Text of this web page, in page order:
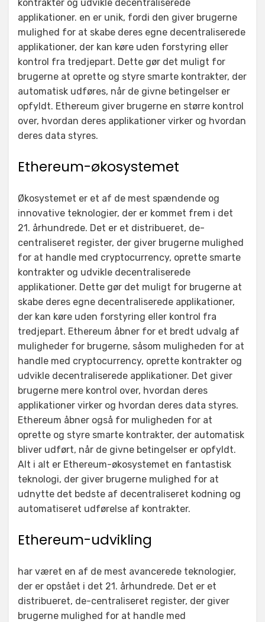
kontrakter og udvikle decentraliserede
applikationer. en er unik, fordi den giver brugerne
mulighed for at skabe deres egne decentraliserede
applikationer, der kan køre uden forstyring eller
kontrol fra tredjepart. Dette gør det muligt for
brugerne at oprette og styre smarte kontrakter, der
automatisk udføres, når de givne betingelser er
opfyldt. Ethereum giver brugerne en større kontrol
over, hvordan deres applikationer virker og hvordan
deres data styres.
Ethereum-økosystemet
Økosystemet er et af de mest spændende og
innovative teknologier, der er kommet frem i det
21. århundrede. Det er et distribueret, de-
centraliseret register, der giver brugerne mulighed
for at handle med cryptocurrency, oprette smarte
kontrakter og udvikle decentraliserede
applikationer. Dette gør det muligt for brugerne at
skabe deres egne decentraliserede applikationer,
der kan køre uden forstyring eller kontrol fra
tredjepart. Ethereum åbner for et bredt udvalg af
muligheder for brugerne, såsom muligheden for at
handle med cryptocurrency, oprette kontrakter og
udvikle decentraliserede applikationer. Det giver
brugerne mere kontrol over, hvordan deres
applikationer virker og hvordan deres data styres.
Ethereum åbner også for muligheden for at
oprette og styre smarte kontrakter, der automatisk
bliver udført, når de givne betingelser er opfyldt.
Alt i alt er Ethereum-økosystemet en fantastisk
teknologi, der giver brugerne mulighed for at
udnytte det bedste af decentraliseret kodning og
automatiseret udførelse af kontrakter.
Ethereum-udvikling
har været en af de mest avancerede teknologier,
der er opstået i det 21. århundrede. Det er et
distribueret, de-centraliseret register, der giver
brugerne mulighed for at handle med